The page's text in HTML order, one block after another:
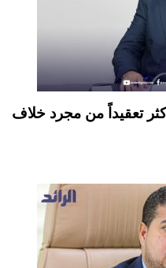
تعقيداً من مجرد خلاف